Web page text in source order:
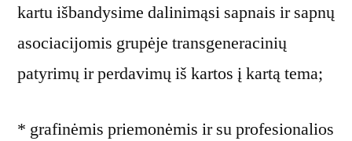
kartu išbandysime dalinimąsi sapnais ir sapnų
asociacijomis grupėje transgeneracinių
patyrimų ir perdavimų iš kartos į kartą tema;
* grafinėmis priemonėmis ir su profesionalios